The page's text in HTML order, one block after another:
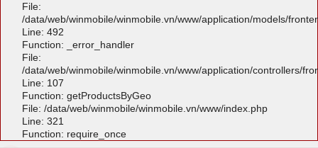
File:
/data/web/winmobile/winmobile.vn/www/application/models/
Line: 492
Function: _error_handler
File:
/data/web/winmobile/winmobile.vn/www/application/controllers/
Line: 107
Function: getProductsByGeo
File: /data/web/winmobile/winmobile.vn/www/index.php
Line: 321
Function: require_once